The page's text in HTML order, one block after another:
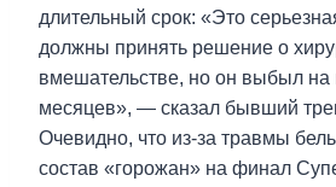
длительный срок: «Это
должны принять решение о
вмешательстве, но он выбыл на
месяцев», — сказал бывший
Очевидно, что из-за травмы
состав «горожан» на финал